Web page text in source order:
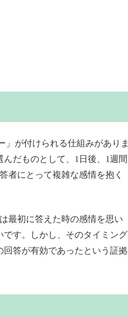
が付けられる仕組みがありま
だものとして、1日後、1週間
者にとって複雑な感情を抱く
最初に答えた時の感情を思い
す。しかし、そのタイミング
答が有効であったという証拠